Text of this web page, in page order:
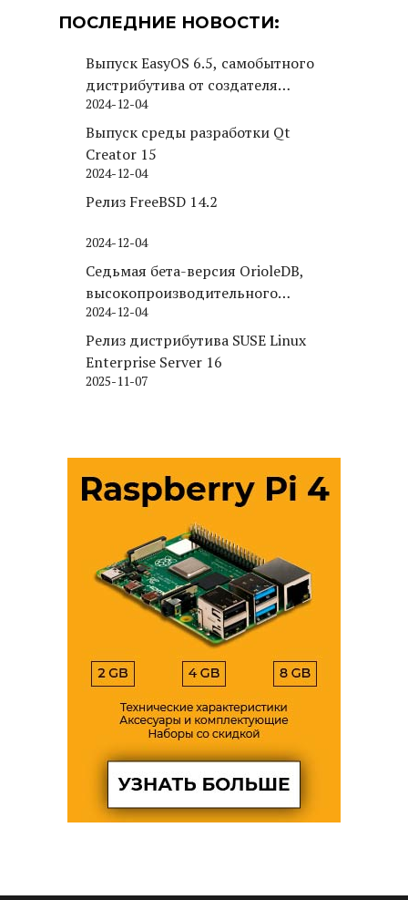
ПОСЛЕДНИЕ НОВОСТИ:
Выпуск EasyOS 6.5, самобытного
дистрибутива от создателя
Puppy Linux
2024-12-04
Выпуск среды разработки Qt
Creator 15
2024-12-04
Релиз FreeBSD 14.2
2024-12-04
Седьмая бета-версия OrioleDB,
высокопроизводительного
движка хранения для PostgreSQL
2024-12-04
Релиз дистрибутива SUSE Linux
Enterprise Server 16
2025-11-07